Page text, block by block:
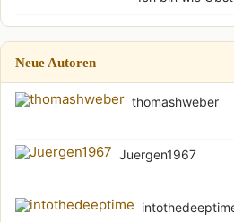
Neue Autoren
thomashweber
Juergen1967